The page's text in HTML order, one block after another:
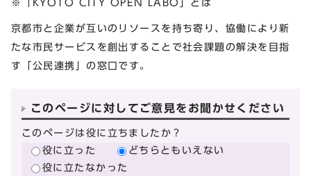
※「KYOTO CITY OPEN LABO」とは
京都市と企業が互いのリソースを持ち寄り、協働により新
たな市民サービスを創出することで社会課題の解決を目指
す「公民連携」の窓口です。
このページに対してご意見をお聞かせください
このページは役に立ちましたか？
役に立った
どちらともいえない
役に立たなかった